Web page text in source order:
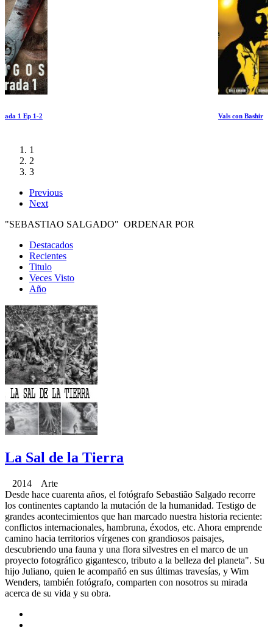
Vals con Bashir
1
2
3
Previous
Next
"SEBASTIAO SALGADO" ORDENAR POR
Destacados
Recientes
Titulo
Veces Visto
Año
La Sal de la Tierra
2014 Arte
Desde hace cuarenta años, el fotógrafo Sebastião Salgado recorre
los continentes captando la mutación de la humanidad. Testigo de
grandes acontecimientos que han marcado nuestra historia reciente:
conflictos internacionales, hambruna, éxodos, etc. Ahora emprende
camino hacia territorios vírgenes con grandiosos paisajes,
descubriendo una fauna y una flora silvestres en el marco de un
proyecto fotográfico gigantesco, tributo a la belleza del planeta". Su
hijo Juliano, quien le acompañó en sus últimas travesías, y Wim
Wenders, también fotógrafo, comparten con nosotros su mirada
acerca de su vida y su obra.